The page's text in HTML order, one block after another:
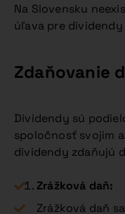
Na Slovensku
úľava pre dividendy
Zdaňovanie
Dividendy sú
spoločnosť svojim
dividendy zdaňujú
Zrážková daň:
Zrážková daň